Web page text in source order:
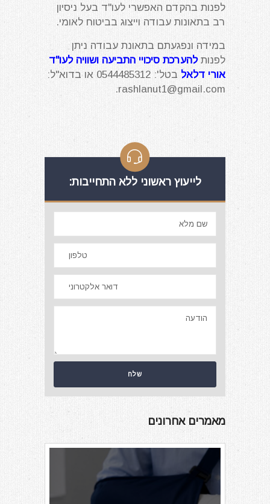
לפנות בהקדם האפשרי לעו"ד בעל ניסיון
רב בתאונות עבודה וייצוג בביטוח לאומי.
במידה ונפגעתם בתאונת עבודה ניתן
לפנותלהערכת סיכויי התביעה ושוויה לעו"ד
אורי דלאל בטל': 0544485312 או בדוא"ל:
rashlanut1@gmail.com
.
לייעוץ ראשוני ללא התחייבות:
מאמרים אחרונים